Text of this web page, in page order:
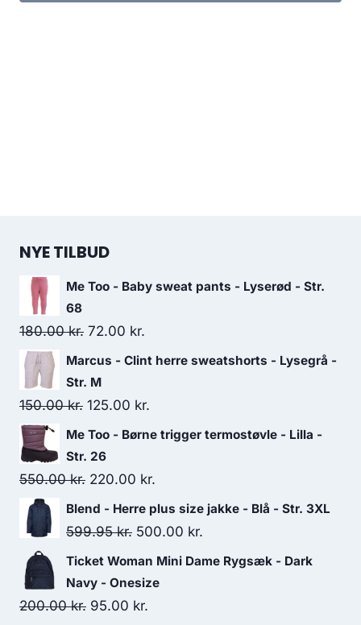
NYE TILBUD
Me Too - Baby sweat pants - Lyserød - Str.
68
180.00kr. Original
price
was:
180.00 kr..
72.00 kr.
price
72.00 kr..
Marcus - Clint herre sweatshorts - Lysegrå -
Str. M
150.00kr. Original
price
was:
150.00 kr..
125.00 kr.
price
125.00 kr..
Me Too - Børne trigger termostøvle - Lilla -
Str. 26
550.00kr. Original
price
was:
220.00 kr.
price
is:
Blend - Herre plus size jakke - Blå - Str. 3XL
599.95kr. Original
price
was:
599.95 kr..
500.00 kr.
price
Ticket Woman Mini Dame Rygsæk - Dark
Navy - Onesize
200.00kr. Original
95.00 kr.